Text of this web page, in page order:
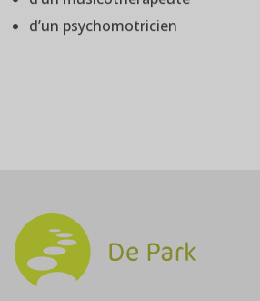
d’un psychomotricien